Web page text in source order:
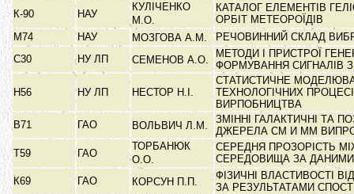
К-90
НАУ
КУЛІЧЕНКО
М.О.
КАТАЛОГ ЕЛЕМЕНТІВ
ОРБІТ МЕТЕОРОЇДІВ
М74
НАУ МОЗГОВА А.М.
РЕЧОВИННИЙ СКЛАД
С30
НУ ЛП СЕМЕНОВ А.О.
МЕТОДИ І ПРИСТРОЇ
ФОРМУВАННЯ СИГНАЛІВ
Н56 НУ ЛП НЕСТОР Н.І.
СТАТИСТИЧНЕ
ТЕХНОЛОГІЧНИХ
ВИРПОБНИЦТВА
В71
ГАО ВОЛЬВИЧ Л.М.
ЗМІННІ ГАЛАКТИЧНІ ТА
ДЖЕРЕЛА СМ И ММ
Т59
ГАО
ТОРБАНЮК
О.О.
СЕРЕДНЯ ПРОЗОРІСТЬ
СЕРЕДОВИЩА ЗА
К69
ГАО КОРСУН П.П.
ФІЗИЧНІ ВЛАСТИВОСТІ
ЗА РЕЗУЛЬТАТАМИ